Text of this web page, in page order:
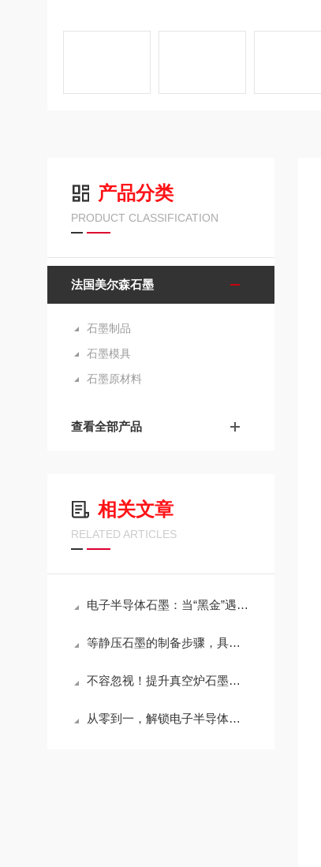
产品分类
PRODUCT CLASSIFICATION
法国美尔森石墨
石墨制品
石墨模具
石墨原材料
查看全部产品
相关文章
RELATED ARTICLES
电子半导体石墨：当“黑金”遇见精密制造
等静压石墨的制备步骤，具体如下！
不容忽视！提升真空炉石墨模具效率的存放方法！
从零到一，解锁电子半导体石墨的五大特性